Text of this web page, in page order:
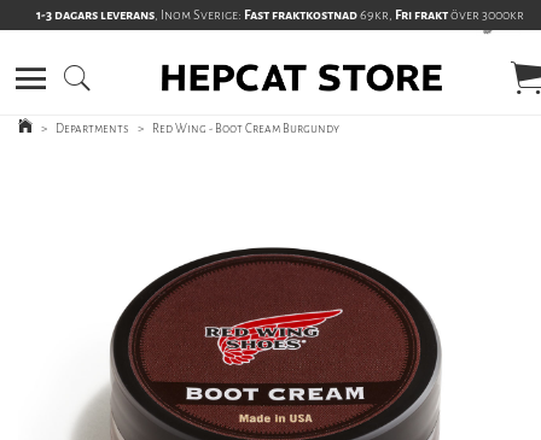
1-3 dagars leverans, Inom Sverige: Fast fraktkostnad69kr, Fri fraktöver 3000kr
> Departments > Red Wing - Boot Cream Burgundy